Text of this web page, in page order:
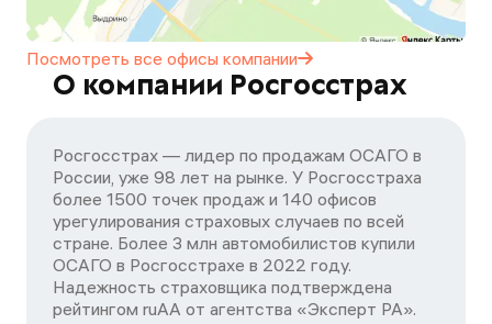
Посмотреть все офисы компании
О компании Росгосстрах
Росгосстрах — лидер по продажам ОСАГО в
России, уже 98 лет на рынке. У Росгосстраха
более 1500 точек продаж и 140 офисов
урегулирования страховых случаев по всей
стране. Более 3 млн автомобилистов купили
ОСАГО в Росгосстрахе в 2022 году.
Надежность страховщика подтверждена
рейтингом ruАА от агентства «Эксперт РА».